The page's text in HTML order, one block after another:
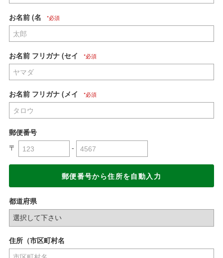
お名前 (名
お名前 フリガナ (セイ
お名前 フリガナ (メイ
郵便番号
〒
-
郵便番号から住所を自動入力
都道府県
住所（市区町村名